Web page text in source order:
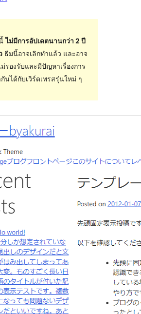
ไม่มีการอัปเดตนานกว่า 2 ปี
ธีมนี้อาจเลิกทำแล้ว และอาจ
ม่รองรับและมีปัญหาเรื่องการ
กันได้กับเวิร์ดเพรสรุ่นใหม่ ๆ